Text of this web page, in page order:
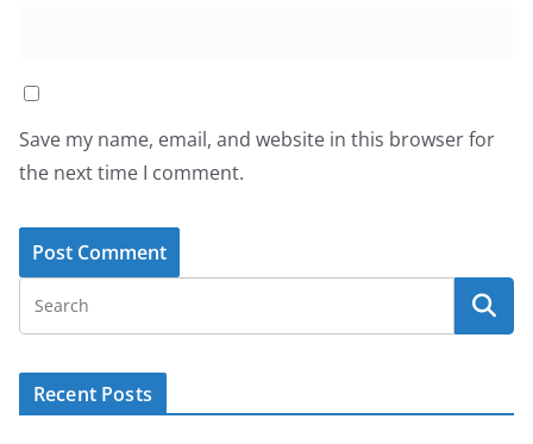
Save my name, email, and website in this browser for
the next time I comment.
Recent Posts